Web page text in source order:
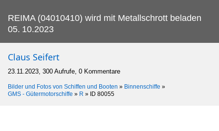
REIMA (04010410) wird mit Metallschrott beladen
05. 10.2023
Claus Seifert
23.11.2023, 300 Aufrufe, 0 Kommentare
Bilder und Fotos von Schiffen und Booten » Binnenschiffe »
GMS - Gütermotorschiffe » R » ID 80055